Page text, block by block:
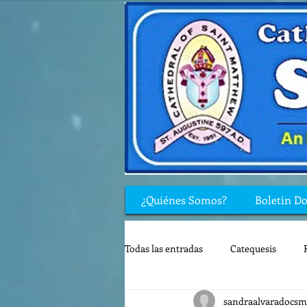
¿Quiénes Somos? Boletin
Todas las entradas Catequesis
Rincón de los niños Biblia
sandraalvaradocsm